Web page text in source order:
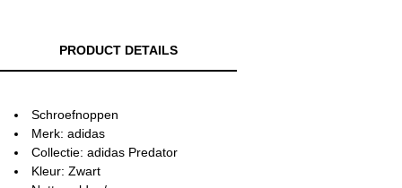
PRODUCT DETAILS
Schroefnoppen
Merk: adidas
Collectie: adidas Predator
Kleur: Zwart